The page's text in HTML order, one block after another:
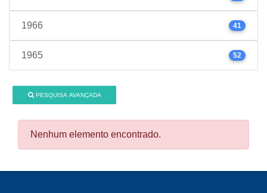
1966 41
1965 52
PESQUISA AVANÇADA
Nenhum elemento encontrado.